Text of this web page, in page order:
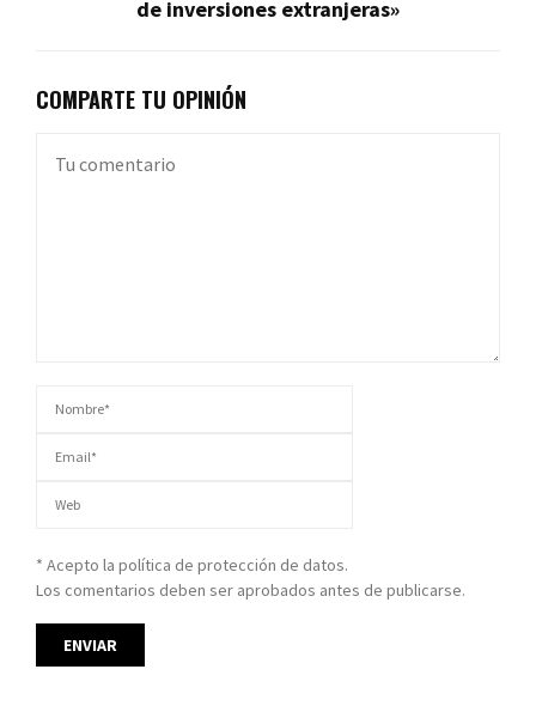
de inversiones extranjeras»
COMPARTE TU OPINIÓN
* Acepto la política de protección de datos.
Los comentarios deben ser aprobados antes de publicarse.